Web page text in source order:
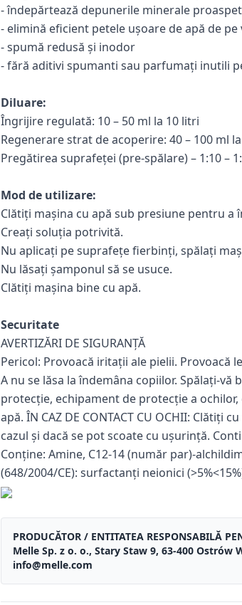
- îndepărtează depunerile minerale
- elimină eficient petele ușoare de apă de
- spumă redusă și inodor
- fără aditivi spumanti sau parfumați inutili
Diluare:
Îngrijire regulată: 10 – 50 ml la 10 litri
Regenerare strat de acoperire: 40 – 100 ml
Pregătirea suprafeței (pre-spălare) – 1:10 –
Mod de utilizare:
Clătiți mașina cu apă sub presiune pentru
Creați soluția potrivită.
Nu aplicați pe suprafețe fierbinți, spălați
Nu lăsați șamponul să se usuce.
Clătiți mașina bine cu apă.
Securitate
AVERTIZĂRI DE SIGURANȚĂ
Pericol: Provoacă iritații ale pielii. Provoacă
A nu se lăsa la îndemâna copiilor. Spălați-
protecție, echipament de protecție a ochilor,
apă. ÎN CAZ DE CONTACT CU OCHII:
cazul și dacă se pot scoate cu ușurință.
Conține: Amine, C12-14 (număr par)-
(648/2004/CE): surfactanți neionici
PRODUCĂTOR / ENTITATEA RESPONSABILĂ
Melle Sp. z o. o., Stary Staw 9, 63-400
info@melle.com